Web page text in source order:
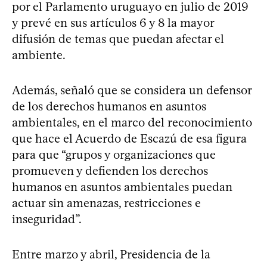
por el Parlamento uruguayo en julio de 2019
y prevé en sus artículos 6 y 8 la mayor
difusión de temas que puedan afectar el
ambiente.
Además, señaló que se considera un defensor
de los derechos humanos en asuntos
ambientales, en el marco del reconocimiento
que hace el Acuerdo de Escazú de esa figura
para que “grupos y organizaciones que
promueven y defienden los derechos
humanos en asuntos ambientales puedan
actuar sin amenazas, restricciones e
inseguridad”.
Entre marzo y abril, Presidencia de la